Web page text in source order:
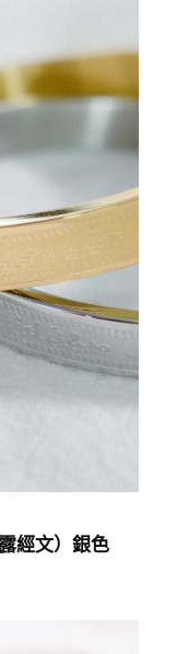
經文）銀色